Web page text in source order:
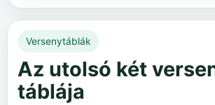
Versenytáblák
Az utolsó két
táblája